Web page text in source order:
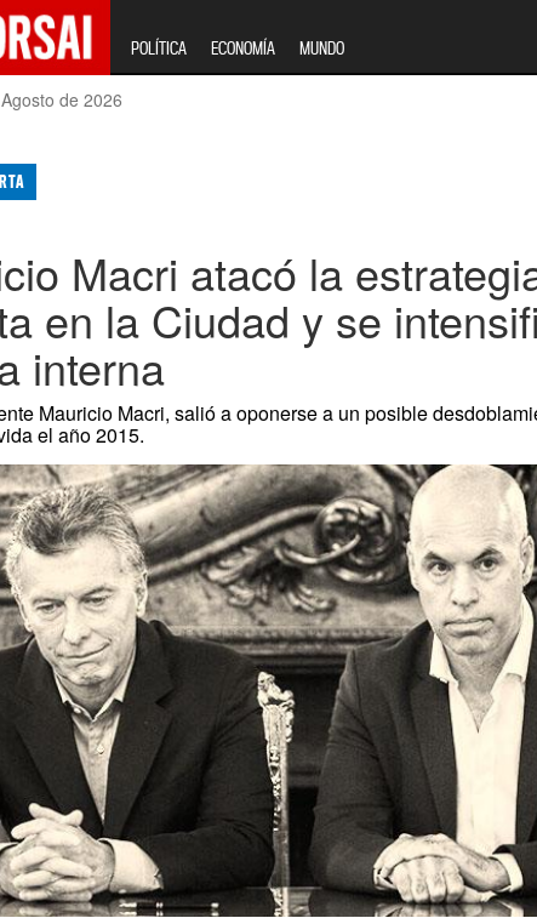
POLÍTICA ECONOMÍA MUNDO
de 2026
Macri atacó la
en la Ciudad y se
interna
Mauricio Macri, salió a oponerse a un posible
el año 2015.